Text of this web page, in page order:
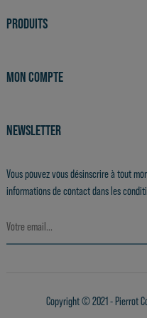
PRODUITS
MON COMPTE
NEWSLETTER
Vous pouvez vous désinscrire à tout
informations de contact dans les
Copyright © 2021 - Pierrot